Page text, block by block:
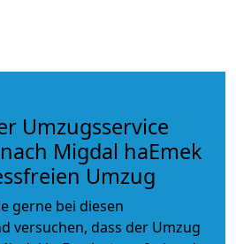
Umzugsservice
Migdal haEmek
Umzug
gerne bei diesen
versuchen, dass der Umzug